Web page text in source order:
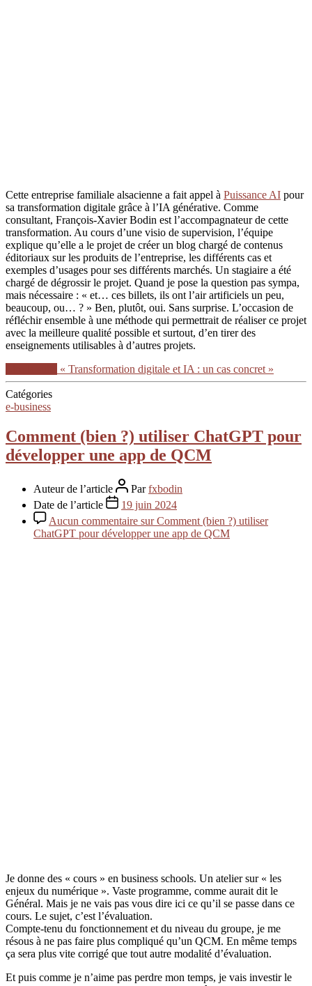
Cette entreprise familiale alsacienne a fait appel à Puissance AI pour
sa transformation digitale grâce à l’IA générative. Comme
consultant, François-Xavier Bodin est l’accompagnateur de cette
transformation. Au cours d’une visio de supervision, l’équipe
explique qu’elle a le projet de créer un blog chargé de contenus
éditoriaux sur les produits de l’entreprise, les différents cas et
exemples d’usages pour ses différents marchés. Un stagiaire a été
chargé de dégrossir le projet. Quand je pose la question pas sympa,
mais nécessaire : « et… ces billets, ils ont l’air artificiels un peu,
beaucoup, ou… ? » Ben, plutôt, oui. Sans surprise. L’occasion de
réfléchir ensemble à une méthode qui permettrait de réaliser ce projet
avec la meilleure qualité possible et surtout, d’en tirer des
enseignements utilisables à d’autres projets.
« Transformation digitale et IA : un cas concret »
Catégories
e-business
Comment (bien ?) utiliser ChatGPT pour
développer une app de QCM
Auteur de l’article Parfxbodin
Date de l’article
19 juin 2024
Aucun commentaire sur Comment (bien ?) utiliser
ChatGPT pour développer une app de QCM
Je donne des « cours » en business schools. Un atelier sur « les
enjeux du numérique ». Vaste programme, comme aurait dit le
Général. Mais je ne vais pas vous dire ici ce qu’il se passe dans ce
cours. Le sujet, c’est l’évaluation.
Compte-tenu du fonctionnement et du niveau du groupe, je me
résous à ne pas faire plus compliqué qu’un QCM. En même temps
ça sera plus vite corrigé que tout autre modalité d’évaluation.
Et puis comme je n’aime pas perdre mon temps, je vais investir le